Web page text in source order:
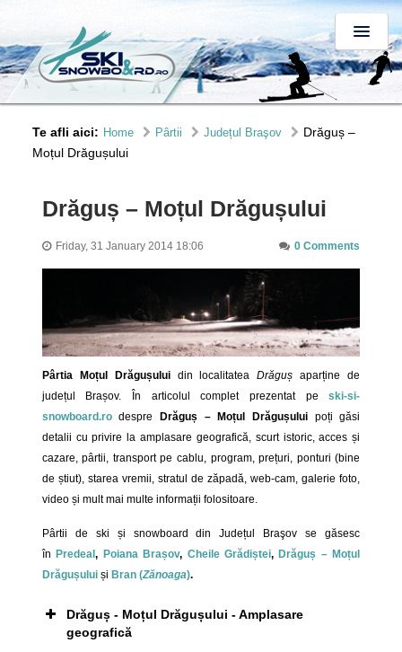
Te afli aici: Home Pârtii Județul Braşov
Drăguș –
Moțul Drăgușului
Drăguș – Moțul Drăgușului
Friday, 31 January 2014 18:06 0 Comments
Pârtia Moțul Drăgușuluidin localitateaDrăguș aparține de
județul Brașov. În articolul complet prezentat pe ski-si-
snowboard.ro despre Drăguș – Moțul Drăgușuluipoți găsi
detalii cu privire la amplasare geografică, scurt istoric, acces și
cazare, pârtii, transport pe cablu, program, prețuri, ponturi (bine
de știut), starea vremii, stratul de zăpadă, web-cam, galerie foto,
video și mult mai multe informații folositoare.
Pârtii de ski și snowboard din Județul Braşov se găsesc
în Predeal, Poiana Brașov, Cheile Grădiștei, Drăguș – Moțul
Drăgușului și Bran (Zănoaga).
Drăguș - Moțul Drăgușului - Amplasare
geografică